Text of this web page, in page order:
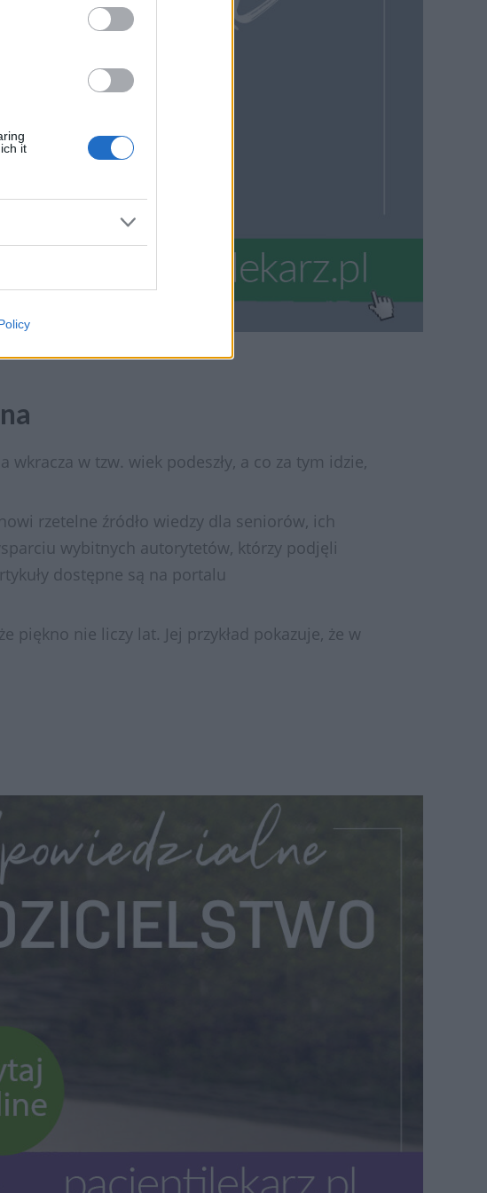
it
w tzw. wiek podeszły, a co za tym idzie,
rzetelne źródło wiedzy dla seniorów, ich
wybitnych autorytetów, którzy podjęli
dostępne są na portalu
piękno nie liczy lat. Jej przykład pokazuje, że w